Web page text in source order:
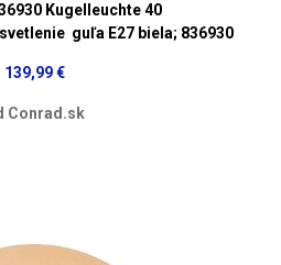
Kugelleuchte 40
guľa E27 biela; 836930
139,99 €
Conrad.sk